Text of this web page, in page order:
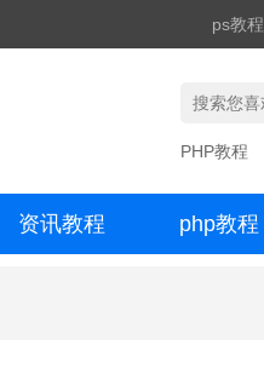
ps教程
PHP教程
资讯教程 php教程